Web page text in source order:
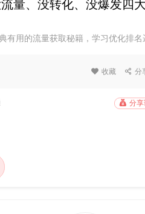
量、没转化、没爆发四
有用的流量获取秘籍，学习优化排名
临这些问题：1.产品没利润做了很久淘
没转化，流量来了无法承接，都不买
 收藏  分
 分享